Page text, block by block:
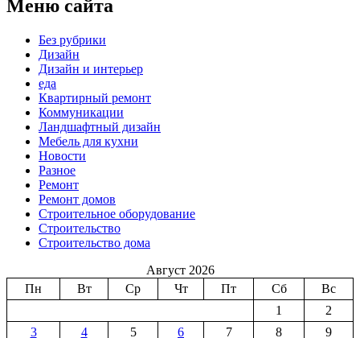
Меню сайта
Без рубрики
Дизайн
Дизайн и интерьер
еда
Квартирный ремонт
Коммуникации
Ландшафтный дизайн
Мебель для кухни
Новости
Разное
Ремонт
Ремонт домов
Строительное оборудование
Строительство
Строительство дома
Август 2026
Пн
Вт Ср Чт Пт Сб
Вс
1
2
3
4 5 6 7 8 9